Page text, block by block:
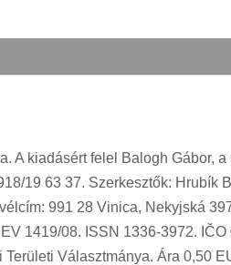
A kiadásért felel Balogh Gábor,
19 63 37. Szerkesztők: Hrubík
991 28 Vinica, Nekyjská
1419/08. ISSN 1336-3972. IČO
Választmánya. Ára 0,50